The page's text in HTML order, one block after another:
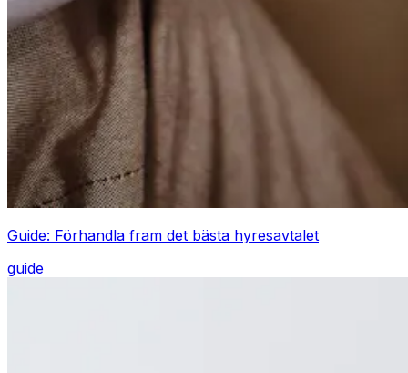
Guide: Förhandla fram det bästa hyresavtalet
guide